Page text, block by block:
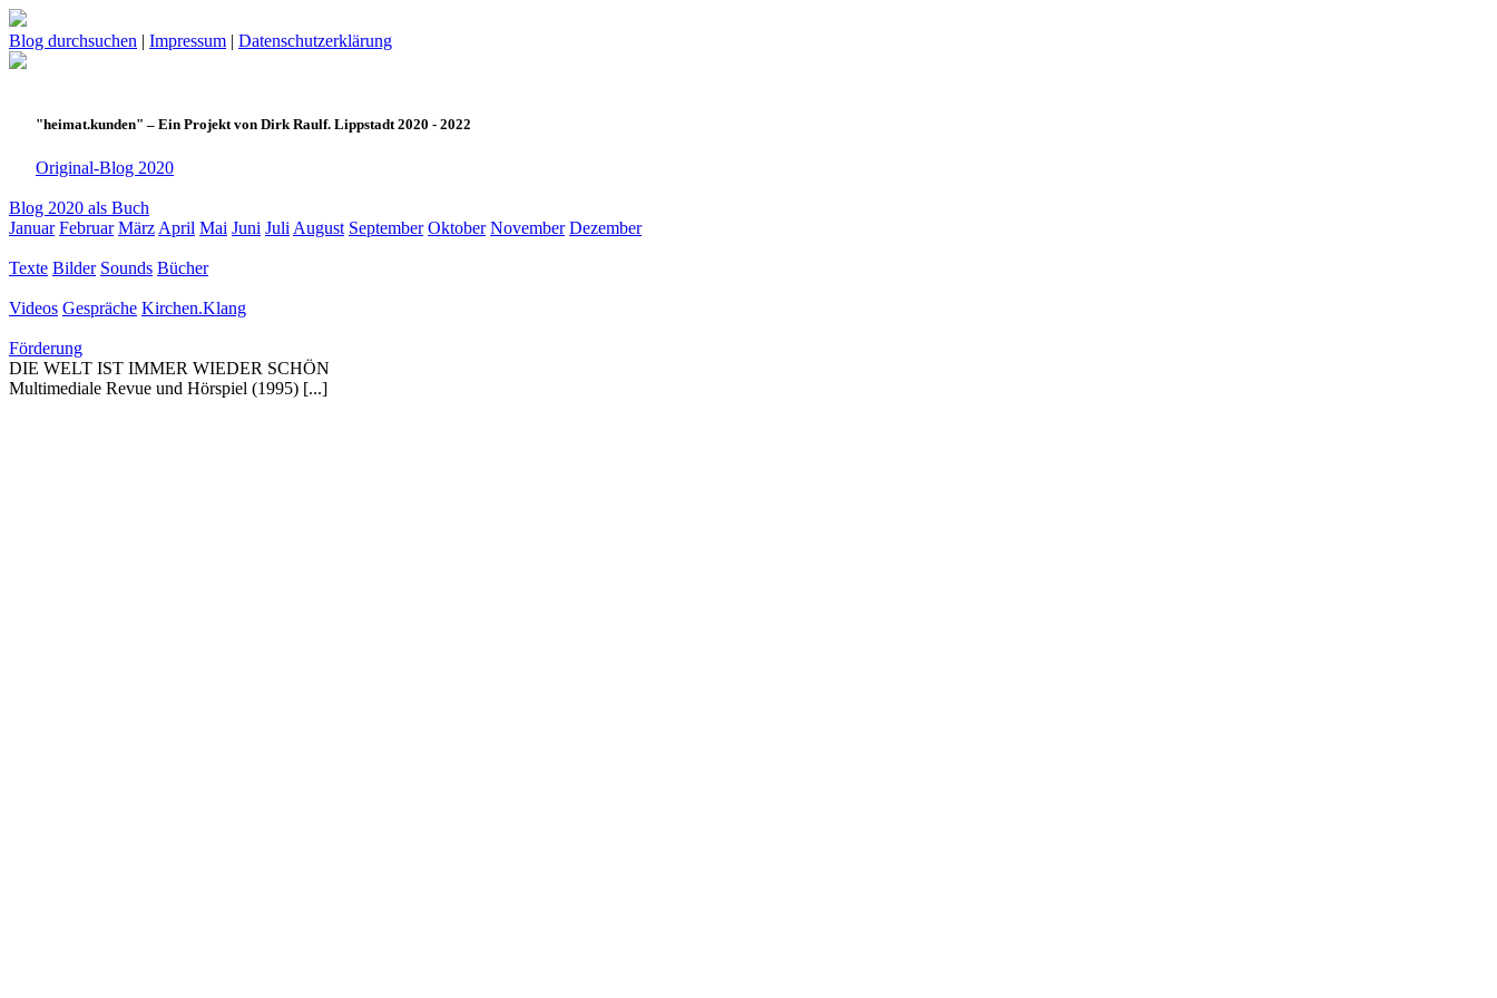
Blog durchsuchen | Impressum | Datenschutzerklärung
"heimat.kunden" – Ein Projekt von Dirk Raulf. Lippstadt 2020 - 2022
Original-Blog 2020
Blog 2020 als Buch
Januar Februar März April Mai Juni Juli August September Oktober November Dezember
Texte Bilder Sounds Bücher
Videos Gespräche Kirchen.Klang
Förderung
DIE WELT IST IMMER WIEDER SCHÖN
Multimediale Revue und Hörspiel (1995) [...]